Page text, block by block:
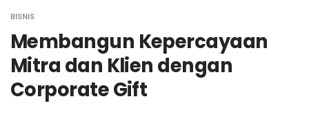
BISNIS
Membangun Kepercayaan
Mitra dan Klien dengan
Corporate Gift